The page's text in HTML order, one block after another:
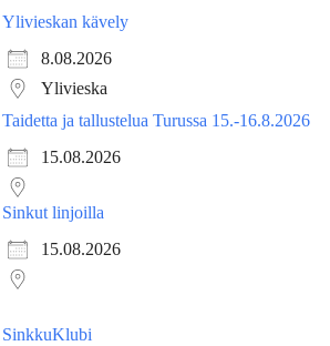
Ylivieskan kävely
8.08.2026
Ylivieska
Taidetta ja tallustelua Turussa 15.-16.8.2026
15.08.2026
Sinkut linjoilla
15.08.2026
SinkkuKlubi